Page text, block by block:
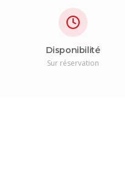
Disponibilité
Sur réservation